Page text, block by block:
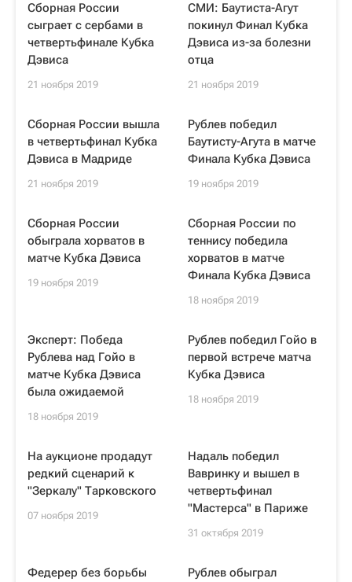
Сборная России
сыграет с сербами в
четвертьфинале Кубка
Дэвиса
21 ноября 2019
СМИ: Баутиста-Агут
покинул Финал Кубка
Дэвиса из-за болезни
отца
21 ноября 2019
Сборная России вышла
в четвертьфинал Кубка
Дэвиса в Мадриде
21 ноября 2019
Рублев победил
Баутисту-Агута в матче
Финала Кубка Дэвиса
19 ноября 2019
Сборная России
обыграла хорватов в
матче Кубка Дэвиса
19 ноября 2019
Сборная России по
теннису победила
хорватов в матче
Финала Кубка Дэвиса
18 ноября 2019
Эксперт: Победа
Рублева над Гойо в
матче Кубка Дэвиса
была ожидаемой
18 ноября 2019
Рублев победил Гойо в
первой встрече матча
Кубка Дэвиса
18 ноября 2019
На аукционе продадут
редкий сценарий к
"Зеркалу" Тарковского
07 ноября 2019
Надаль победил
Вавринку и вышел в
четвертьфинал
"Мастерса" в Париже
31 октября 2019
Федерер без борьбы
Рублев обыграл